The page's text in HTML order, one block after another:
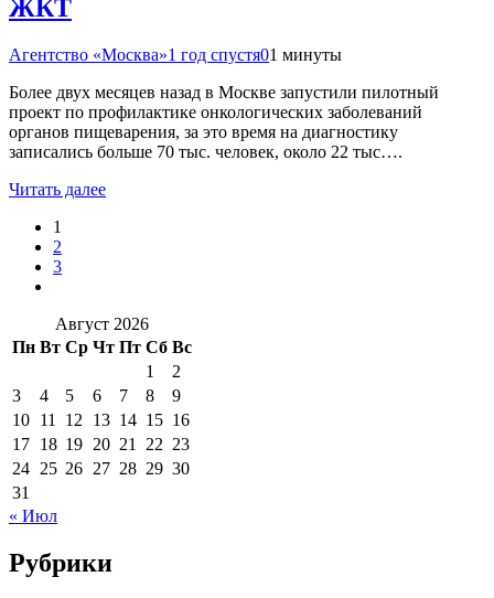
ЖКТ
Агентство «Москва»1 год спустя01 минуты
Более двух месяцев назад в Москве запустили пилотный
проект по профилактике онкологических заболеваний
органов пищеварения, за это время на диагностику
записались больше 70 тыс. человек, около 22 тыс….
Читать далее
1
2
3
Август 2026
Пн Вт Ср Чт Пт Сб Вс
1
2
3
4 5 6 7 8
9
10 11 12 13 14 15 16
17 18 19 20 21 22 23
24 25 26 27 28 29 30
31
« Июл
Рубрики